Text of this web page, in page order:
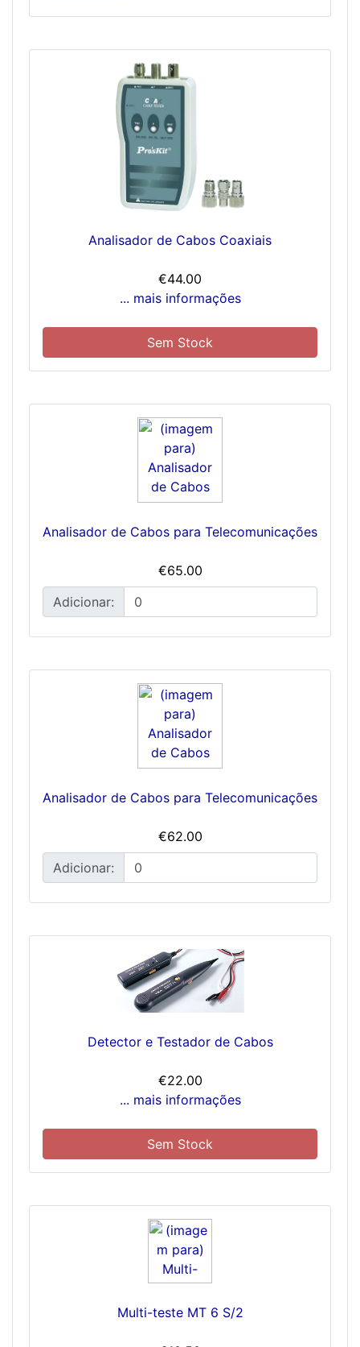
Analisador de Cabos Coaxiais
€44.00
... mais informações
Sem Stock
Analisador de Cabos para Telecomunicações
€65.00
Adicionar:
Analisador de Cabos para Telecomunicações
€62.00
Adicionar:
Detector e Testador de Cabos
€22.00
... mais informações
Sem Stock
Multi-teste MT 6 S/2